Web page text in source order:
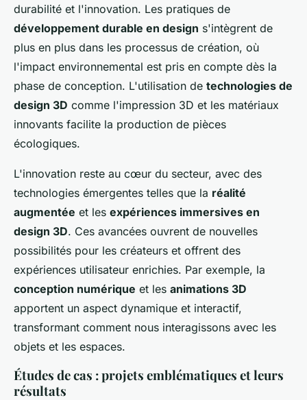
durabilité et l'innovation. Les pratiques de
développement durable en design s'intègrent de
plus en plus dans les processus de création, où
l'impact environnemental est pris en compte dès la
phase de conception. L'utilisation de technologies de
design 3D comme l'impression 3D et les matériaux
innovants facilite la production de pièces
écologiques.
L'innovation reste au cœur du secteur, avec des
technologies émergentes telles que la réalité
augmentée et les expériences immersives en
design 3D. Ces avancées ouvrent de nouvelles
possibilités pour les créateurs et offrent des
expériences utilisateur enrichies. Par exemple, la
conception numérique et les animations 3D
apportent un aspect dynamique et interactif,
transformant comment nous interagissons avec les
objets et les espaces.
Études de cas : projets emblématiques et leurs
résultats